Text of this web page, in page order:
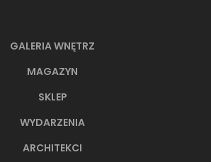
GALERIA WNĘTRZ
MAGAZYN
SKLEP
WYDARZENIA
ARCHITEKCI